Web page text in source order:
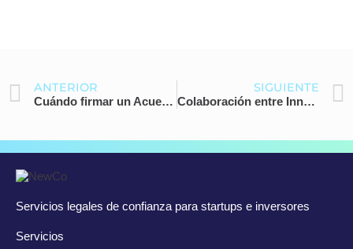
Ant
ANTERIOR
Cuándo firmar un Acuerdo de Confidencialidad o NDA
SIGUIENTE
Colaboración entre Innoventures y NewCo Legal
Servicios legales de confianza para startups e inversores
Servicios